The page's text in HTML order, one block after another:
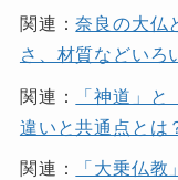
関連：奈良の大仏
さ、材質などいろ
関連：
「神道」
違いと共通点とは
関連：
「大乗仏